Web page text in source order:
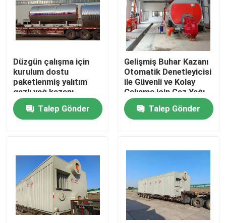
Hakkımızda
Fabrika turu
Kalite kontrol
Bize Ulaşın
Haberler
Bir teklif isteği
Gaz Yağ Kazanı
Düzgün çalışma için
kurulum dostu
paketlenmiş yalıtım
gazlı yağ kazanı
Talep Gönder
Gelişmiş Buhar Kazanı
Otomatik Denetleyicisi
ile Güvenli ve Kolay
Çalışma için Gaz Yağı
Kazanı
Talep Gönder